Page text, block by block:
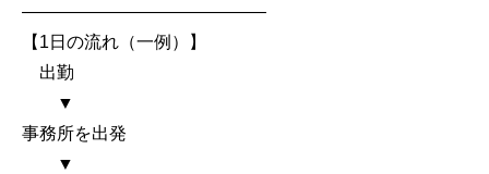
――――――――――――――
【1日の流れ（一例）】
出勤
▼
事務所を出発
▼